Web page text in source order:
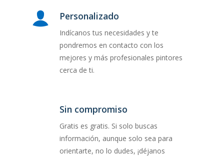
Personalizado
Indícanos tus necesidades y te
pondremos en contacto con los
mejores y más profesionales pintores
cerca de ti.
Sin compromiso
Gratis es gratis. Si solo buscas
información, aunque solo sea para
orientarte, no lo dudes, ¡déjanos